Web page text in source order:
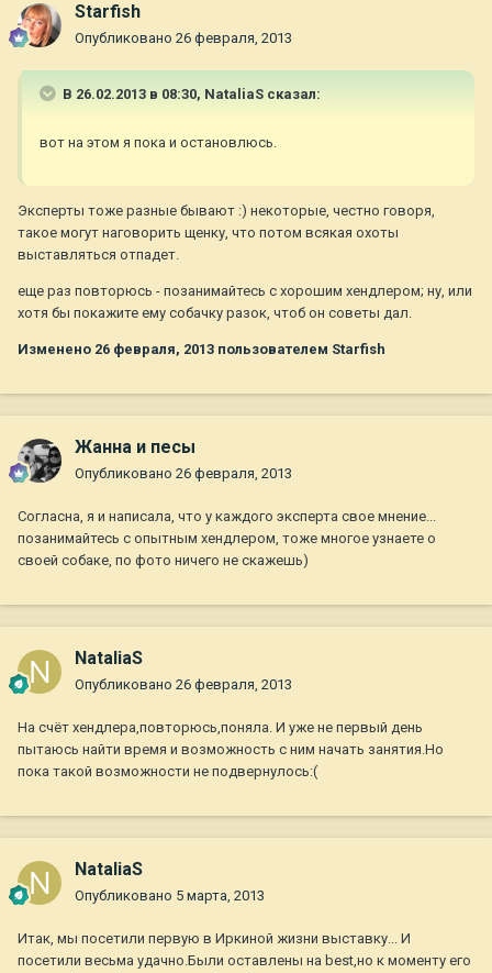
Starfish
Опубликовано 26 февраля, 2013
В 26.02.2013 в 08:30, NataliaS сказал:
вот на этом я пока и остановлюсь.
Эксперты тоже разные бывают :) некоторые, честно говоря,
такое могут наговорить щенку, что потом всякая охоты
выставляться отпадет.
еще раз повторюсь - позанимайтесь с хорошим хендлером; ну, или
хотя бы покажите ему собачку разок, чтоб он советы дал.
Изменено 26 февраля, 2013 пользователем Starfish
Жанна и песы
Опубликовано 26 февраля, 2013
Согласна, я и написала, что у каждого эксперта свое мнение...
позанимайтесь с опытным хендлером, тоже многое узнаете о
своей собаке, по фото ничего не скажешь)
NataliaS
Опубликовано 26 февраля, 2013
На счёт хендлера,повторюсь,поняла. И уже не первый день
пытаюсь найти время и возможность с ним начать занятия.Но
пока такой возможности не подвернулось:(
NataliaS
Опубликовано 5 марта, 2013
Итак, мы посетили первую в Иркиной жизни выставку... И
посетили весьма удачно.Были оставлены на best,но к моменту его